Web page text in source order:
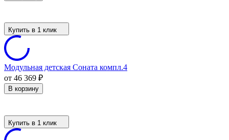
Купить в 1 клик
Модульная детская Соната компл.4
от 46 369 ₽
В корзину
Купить в 1 клик